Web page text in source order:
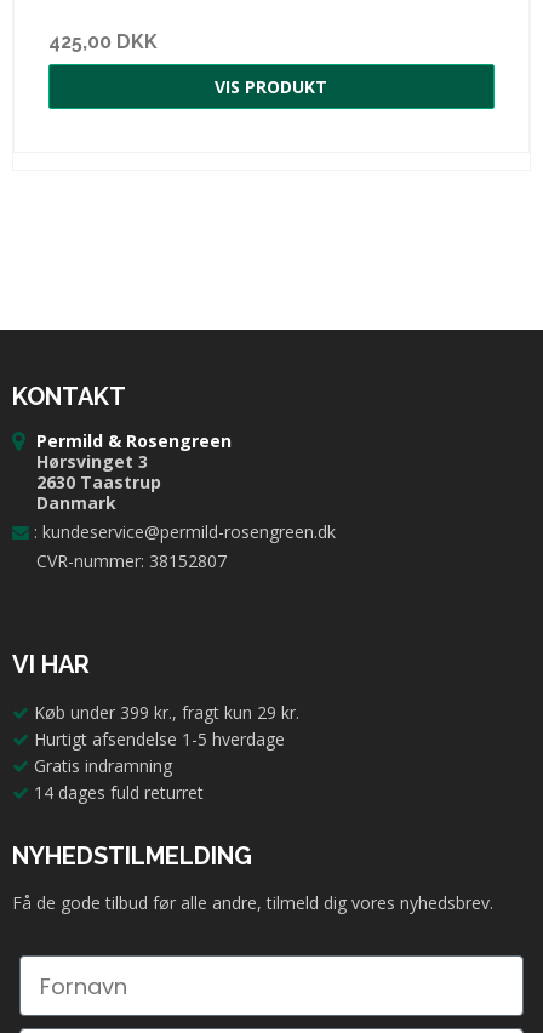
425,00 DKK
VIS PRODUKT
KONTAKT
Permild & Rosengreen
Hørsvinget 3
2630 Taastrup
Danmark
: kundeservice@permild-rosengreen.dk
CVR-nummer: 38152807
VI HAR
Køb under 399 kr., fragt kun 29 kr.
Hurtigt afsendelse 1-5 hverdage
Gratis indramning
14 dages fuld returret
NYHEDSTILMELDING
Få de gode tilbud før alle andre, tilmeld dig vores nyhedsbrev.